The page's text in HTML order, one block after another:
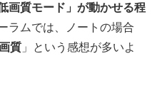
画質モード」が動かせる程
ラムでは、ノートの場合
質 」という感想が多いよ